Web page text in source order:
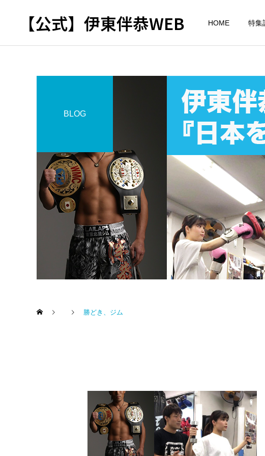
【公式】伊東伴恭WEB HOME 特集
出張 講演 セミナー
自宅に器具がなくてもキッ
クボクシングはできる？｜
東京 出張パーソナル 元日
キックボクシングで本当に
痩せますか？｜元日本王者
が消費カロリーと週の回数
で答えます
パーソナ
パーソ
び方｜
認ポイ
BLOG
勝どき、ジム